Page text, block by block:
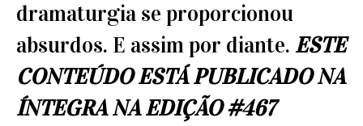
dramaturgia se proporcionou
absurdos. E assim por diante. ESTE
CONTEÚDO ESTÁ PUBLICADO NA
ÍNTEGRA NA EDIÇÃO #467